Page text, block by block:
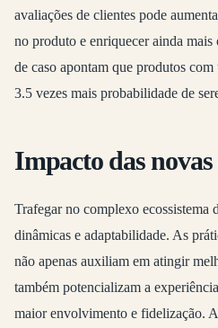
avaliações de clientes pode
no produto e enriquecer ainda
de caso apontam que produtos
3.5 vezes mais probabilidade de
Impacto das novas
Trafegar no complexo ecossistema
dinâmicas e adaptabilidade. As
não apenas auxiliam em atingir
também potencializam a
maior envolvimento e fidelização.